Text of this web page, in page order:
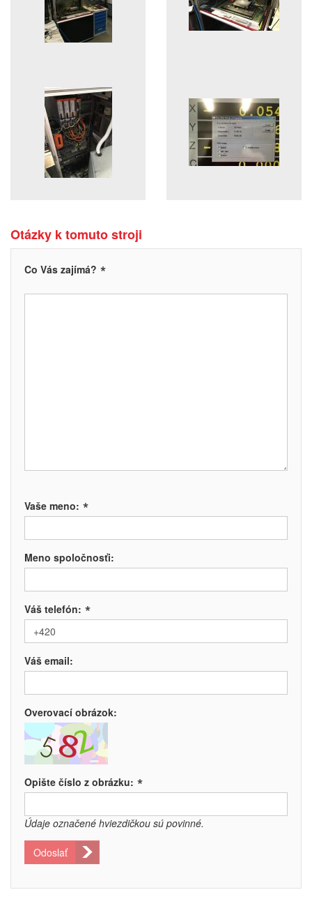
Otázky k tomuto stroji
Co Vás zajímá? *
Vaše meno: *
Meno spoločnosťi:
Váš telefón: *
Váš email:
Overovací obrázok:
Opište číslo z obrázku: *
Údaje označené hviezdičkou sú povinné.
Odoslať